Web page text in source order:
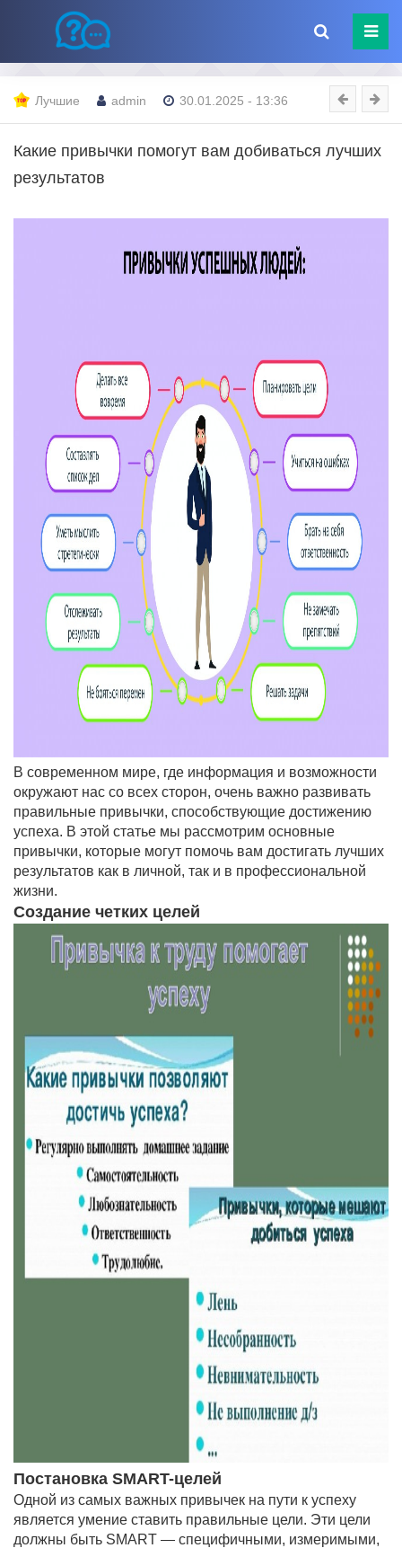
Лучшие admin 30.01.2025 - 13:36
Какие привычки помогут вам добиваться лучших
результатов
В современном мире, где информация и возможности
окружают нас со всех сторон, очень важно развивать
правильные привычки, способствующие достижению
успеха. В этой статье мы рассмотрим основные
привычки, которые могут помочь вам достигать лучших
результатов как в личной, так и в профессиональной
жизни.
Создание четких целей
Постановка SMART-целей
Одной из самых важных привычек на пути к успеху
является умение ставить правильные цели. Эти цели
должны быть SMART — специфичными, измеримыми,